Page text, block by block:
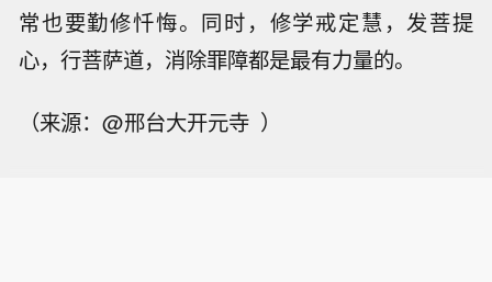
常也要勤修忏悔。同时，修学戒定慧，发菩提
心，行菩萨道，消除罪障都是最有力量的。
（来源：@邢台大开元寺 ）